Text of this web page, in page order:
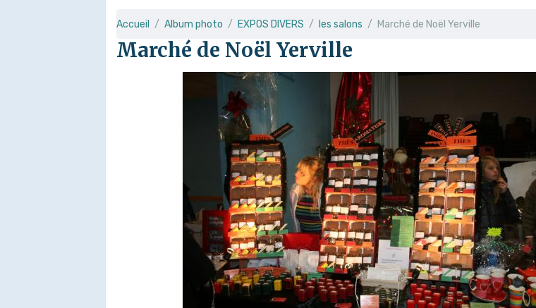
Accueil Album photo EXPOS DIVERS les salons Marché de Noël Yerville
Marché de Noël Yerville